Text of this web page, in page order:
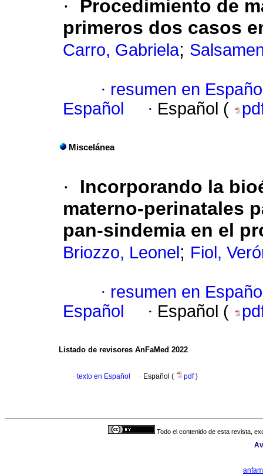
·
Procedimiento de
primeros dos casos
Carro, Gabriela;
· resumen en
Español
· Español (
Miscelánea
·
Incorporando la
materno-perinatales
pan-sindemia en el
Briozzo, Leonel ; Fiol,
· resumen en
Español
· Español (
Listado de revisores AnFaMed 2022
· texto en Español · Español ( pdf)
Todo el contenido de esta revista,